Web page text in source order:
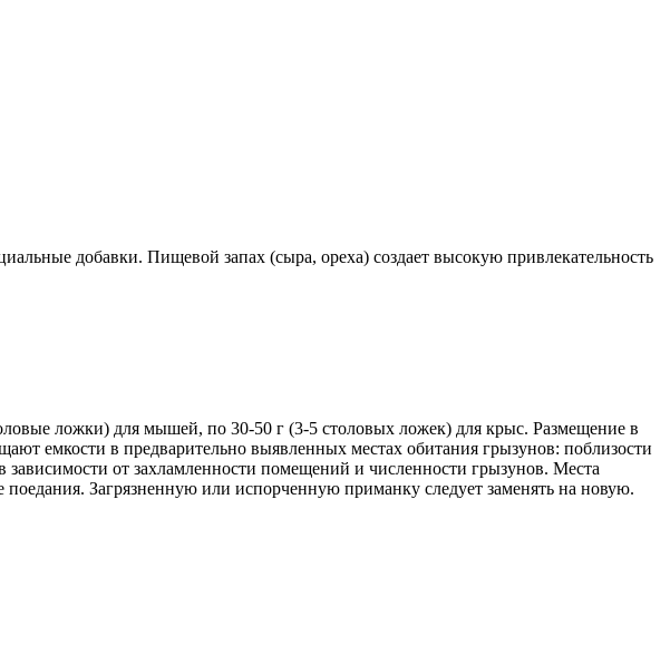
добавки. Пищевой запах (сыра, ореха) создает высокую привлекательность
ложки) для мышей, по 30-50 г (3-5 столовых ложек) для крыс. Размещение в
емкости в предварительно выявленных местах обитания грызунов: поблизости
от захламленности помещений и численности грызунов. Места
Загрязненную или испорченную приманку следует заменять на новую.